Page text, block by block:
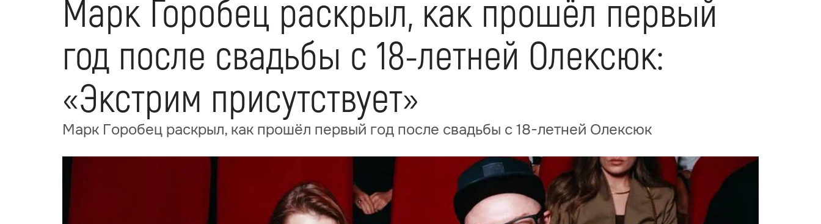
Марк Горобец раскрыл, как прошёл первый
год после свадьбы с 18-летней Олексюк:
«Экстрим присутствует»
Марк Горобец раскрыл, как прошёл первый год после свадьбы с 18-летней Олексюк